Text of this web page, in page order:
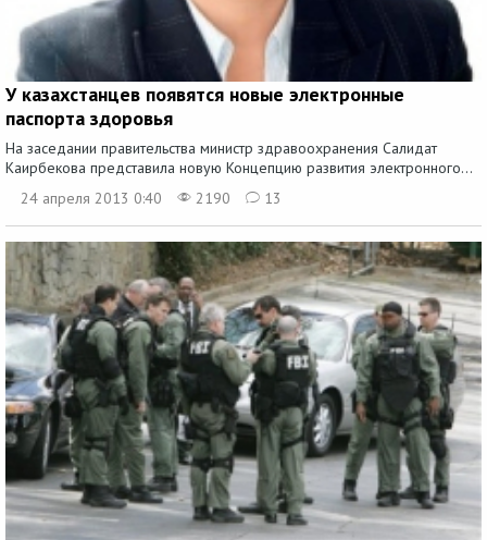
У казахстанцев появятся новые электронные
паспорта здоровья
На заседании правительства министр здравоохранения Салидат
Каирбекова представила новую Концепцию развития электронного...
24 апреля 2013 0:40
2190 13